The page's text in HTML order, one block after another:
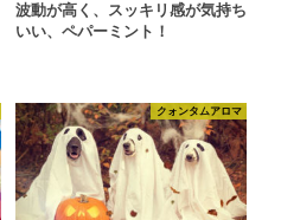
波動が高く、スッキリ感が気持ち
いい、ペパーミント！
クォンタムアロマ